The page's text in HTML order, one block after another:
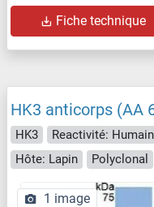
Fiche technique
HK3 anticorps (AA
HK3 Reactivité: Humain
Hôte: Lapin
Polyclonal
1 image